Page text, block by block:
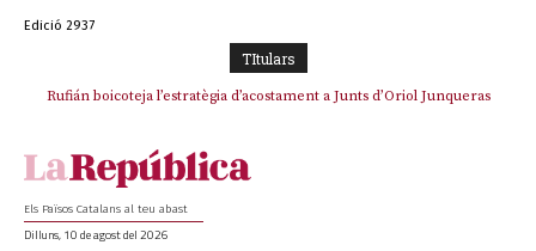
Edició 2937
TItulars
Rufián boicoteja l’estratègia d’acostament a Junts d’Oriol Junqueras
Rufián dinamita la unitat independentista amb un atac frontal al retorn
Els Països Catalans al teu abast
Dilluns, 10 de agost del 2026